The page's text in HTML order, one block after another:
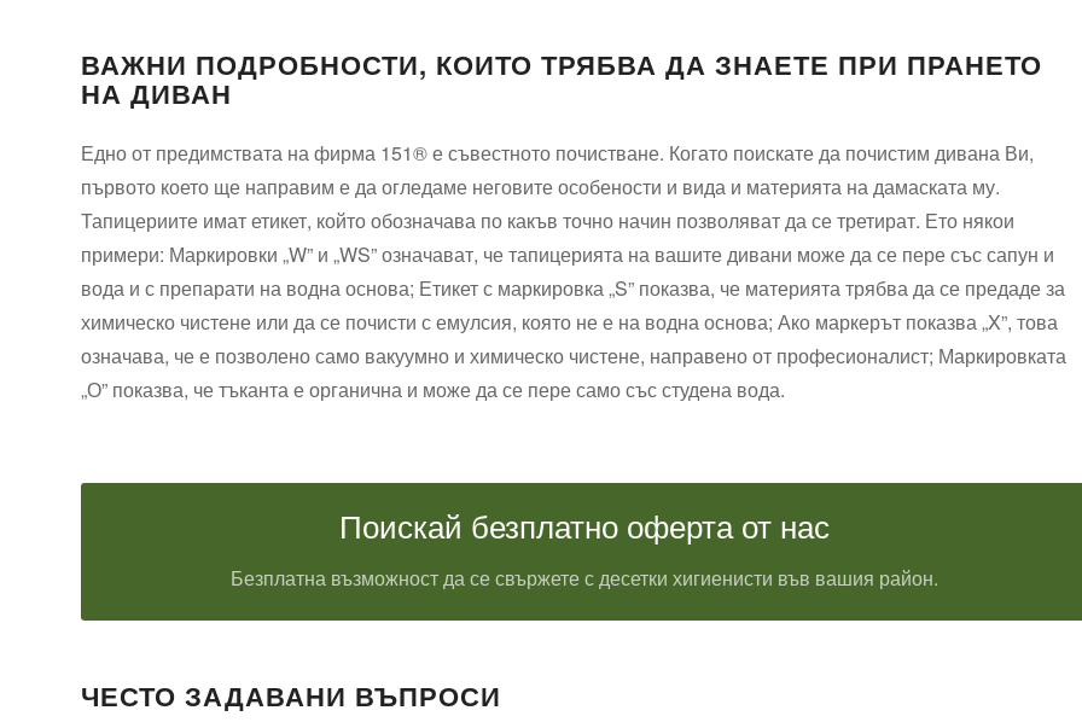
ВАЖНИ ПОДРОБНОСТИ, КОИТО ТРЯБВА ДА ЗНАЕТЕ ПРИ ПРАНЕТО
НА ДИВАН
Едно от предимствата на фирма 151® е съвестното почистване. Когато поискате да почистим дивана Ви,
първото което ще направим е да огледаме неговите особености и вида и материята на дамаската му.
Тапицериите имат етикет, който обозначава по какъв точно начин позволяват да се третират. Ето някои
примери: Маркировки „W” и „WS” означават, че тапицерията на вашите дивани може да се пере със сапун и
вода и с препарати на водна основа; Етикет с маркировка „S” показва, че материята трябва да се предаде за
химическо чистене или да се почисти с емулсия, която не е на водна основа; Ако маркерът показва „X”, това
означава, че е позволено само вакуумно и химическо чистене, направено от професионалист; Маркировката
„О” показва, че тъканта е органична и може да се пере само със студена вода.
Поискай безплатно оферта от нас
Безплатна възможност да се свържете с десетки хигиенисти във вашия район.
ЧЕСТО ЗАДАВАНИ ВЪПРОСИ